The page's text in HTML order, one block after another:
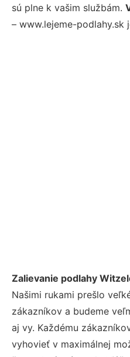
sú plne k vašim službám.
– www.lejeme-podlahy.sk
Zalievanie podlahy
Našimi rukami prešlo
zákazníkov a budeme
aj vy. Každému
vyhovieť v maximálnej